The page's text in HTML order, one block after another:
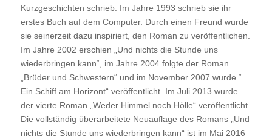
Kurzgeschichten schrieb. Im Jahre 1993 schrieb sie ihr
erstes Buch auf dem Computer. Durch einen Freund wurde
sie seinerzeit dazu inspiriert, den Roman zu veröffentlichen.
Im Jahre 2002 erschien „Und nichts die Stunde uns
wiederbringen kann“, im Jahre 2004 folgte der Roman
„Brüder und Schwestern“ und im November 2007 wurde “
Ein Schiff am Horizont“ veröffentlicht. Im Juli 2013 wurde
der vierte Roman „Weder Himmel noch Hölle“ veröffentlicht.
Die vollständig überarbeitete Neuauflage des Romans „Und
nichts die Stunde uns wiederbringen kann“ ist im Mai 2016